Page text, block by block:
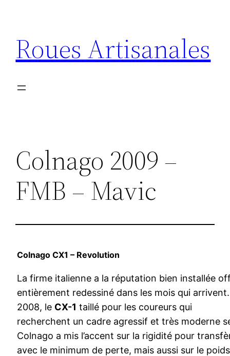
contenu
Roues Artisanales
Colnago 2009 –
FMB – Mavic
Colnago CX1 – Revolution
La firme italienne a la réputation bien installée
entièrement redessiné dans les mois qui
2008, le CX-1 taillé pour les coureurs qui
recherchent un cadre agressif et très moderne
Colnago a mis l’accent sur la rigidité pour
avec le minimum de perte, mais aussi sur le